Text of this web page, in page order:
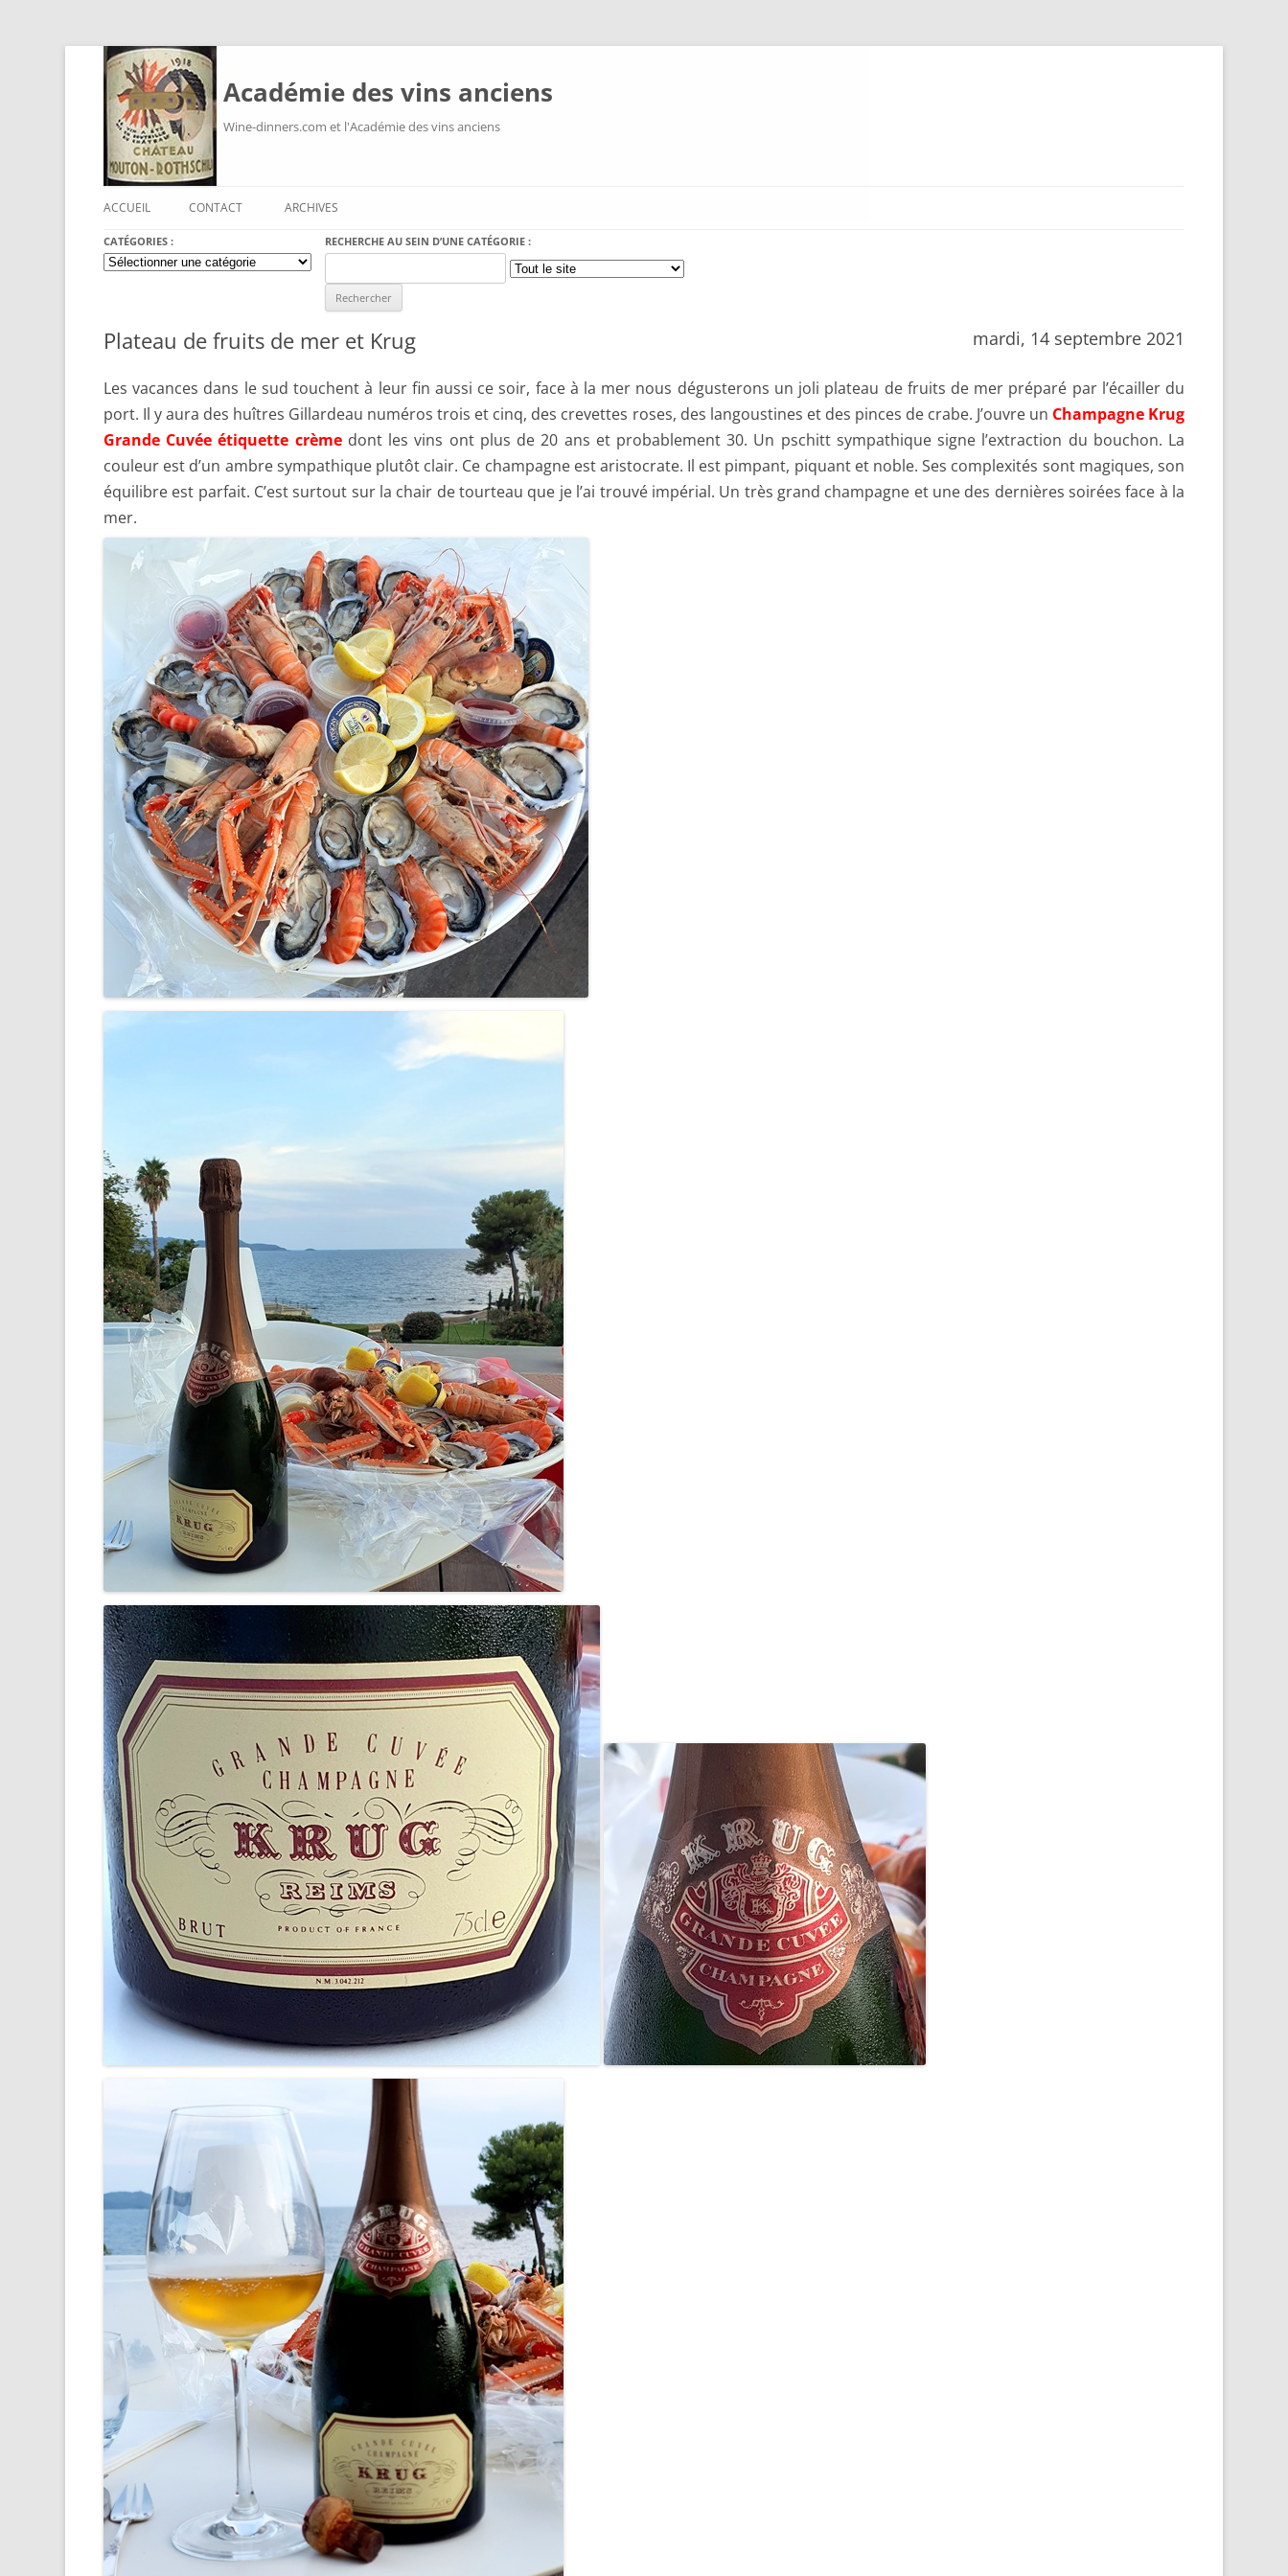
Académie des vins anciens
Wine-dinners.com et l'Académie des vins anciens
ACCUEIL CONTACT ARCHIVES
CATÉGORIES :
Catégories
:
RECHERCHE AU SEIN D’UNE CATÉGORIE :
for:
Plateau de fruits de mer et Krug mardi, 14 septembre 2021
Les vacances dans le sud touchent à leur fin aussi ce soir, face à la mer nous dégusterons un joli plateau de fruits de mer préparé par l’écailler du
port. Il y aura des huîtres Gillardeau numéros trois et cinq, des crevettes roses, des langoustines et des pinces de crabe. J’ouvre un Champagne Krug
Grande Cuvée étiquette crèmedont les vins ont plus de 20 ans et probablement 30. Un pschitt sympathique signe l’extraction du bouchon. La
couleur est d’un ambre sympathique plutôt clair. Ce champagne est aristocrate. Il est pimpant, piquant et noble. Ses complexités sont magiques, son
équilibre est parfait. C’est surtout sur la chair de tourteau que je l’ai trouvé impérial. Un très grand champagne et une des dernières soirées face à la
mer.